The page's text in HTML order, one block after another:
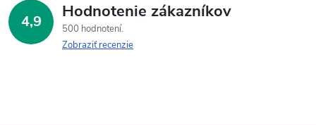
4,9 Hodnotenie zákazníkov
500 hodnotení
Zobraziť recenzie